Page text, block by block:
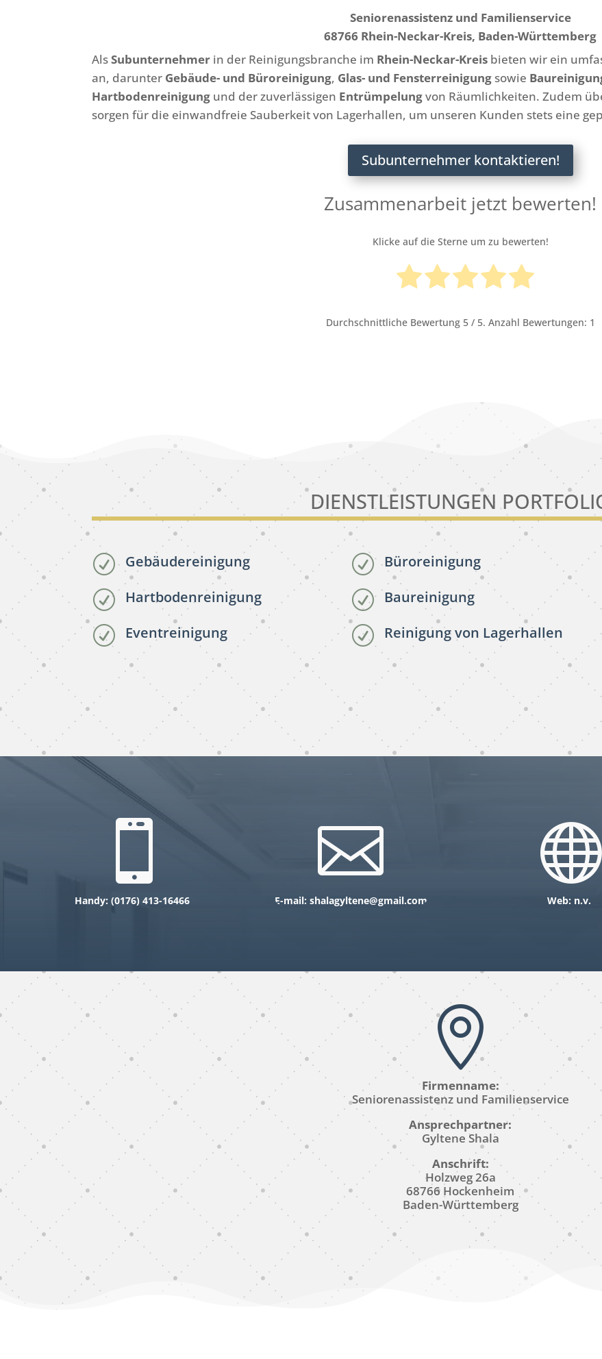
Seniorenassistenz und Familienservice
68766 Rhein-Neckar-Kreis, Baden-Württemberg
AlsSubunternehmer in der Reinigungsbranche im Rhein-Neckar-Kreis bieten wir ein
an, darunter Gebäude- und Büroreinigung, Glas- und Fensterreinigungsowie
Hartbodenreinigung und der zuverlässigen Entrümpelungvon Räumlichkeiten. Zudem
sorgen für die einwandfreie Sauberkeit von Lagerhallen, um unseren Kunden stets eine
Subunternehmer kontaktieren!
Zusammenarbeit jetzt bewerten!
Klicke auf die Sterne um zu bewerten!
Durchschnittliche Bewertung 5/ 5. Anzahl Bewertungen: 1
DIENSTLEISTUNGEN
R Gebäudereinigung R Büroreinigung
R Hartbodenreinigung R Baureinigung
R Eventreinigung R Reinigung von Lagerhallen
subunternehmer
reinigung Rhein-Neckar-
Kreis
subunternehmer
gebäudereinigung Rhein-
Neckar-Kreis

Handy: (0176)413-16466

E-mail: shalagyltene@gmail.com

Web: n.v.

Firmenname:
Seniorenassistenz und Familienservice
Ansprechpartner:
Gyltene Shala
Anschrift:
Holzweg 26a
68766 Hockenheim
Baden-Württemberg